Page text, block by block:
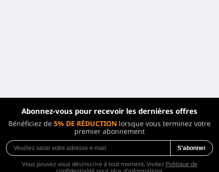
Abonnez-vous pour recevoir les dernières offres
Bénéficiez de 5% DE RÉDUCTION lorsque vous terminez votre
premier abonnement
S'abonner
Vous pouvez vous désinscrire à tout moment. Visitez Politique de